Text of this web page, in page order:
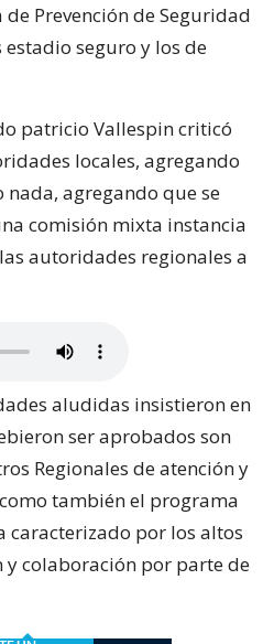
Prevención de Seguridad
seguro y los de
patricio Vallespin criticó
locales, agregando
nada, agregando que se
comisión mixta instancia
autoridades regionales a
aludidas insistieron en
ser aprobados son
Regionales de atención y
también el programa
caracterizado por los altos
y colaboración por parte de